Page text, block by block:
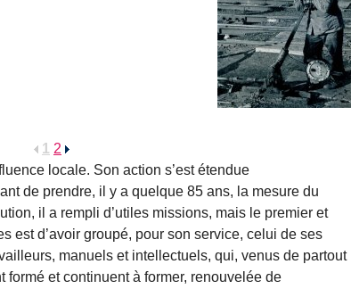
1 2
locale. Son action s’est étendue
de prendre, il y a quelque 85 ans, la mesure du
il a rempli d’utiles missions, mais le premier et
est d’avoir groupé, pour son service, celui de ses
manuels et intellectuels, qui, venus de partout
et continuent à former, renouvelée de